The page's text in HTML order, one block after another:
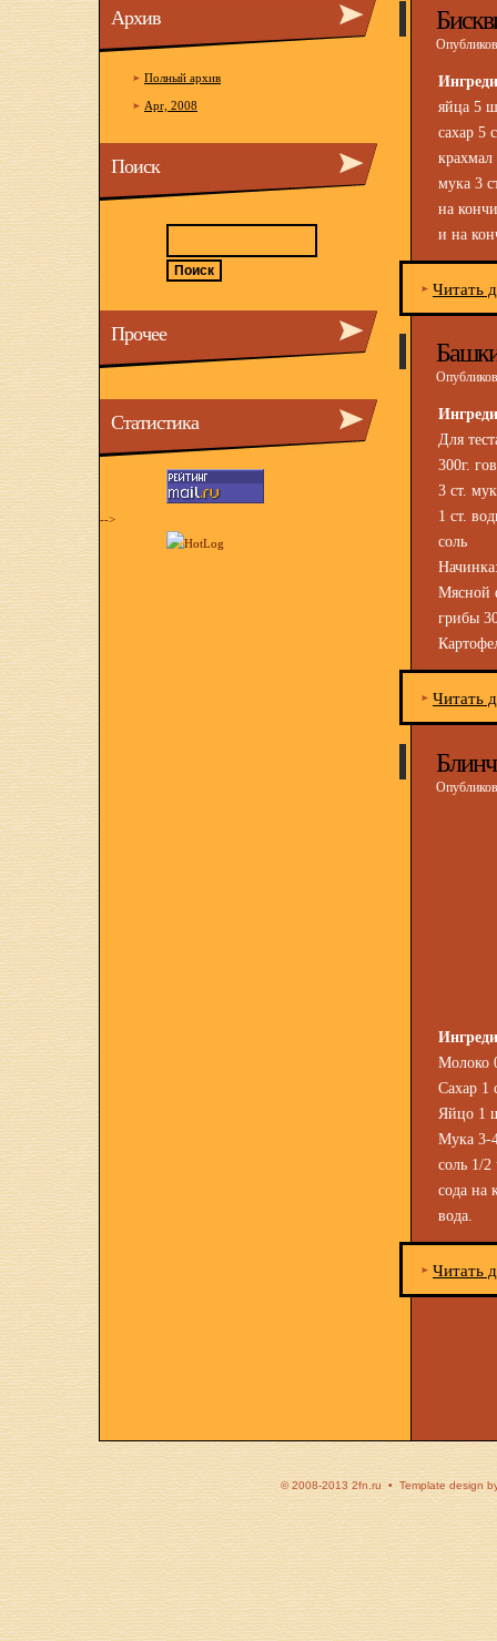
яйца 5
сахар 5
мука 3
на
и на
Читать
Для
300г.
3 ст.
1 ст.
соль
Мясной
грибы
Читать
Молоко
Сахар 1
Яйцо 1
Мука 3-
соль 1/2
сода на
вода.
Читать
Архив
Полный архив
Apr, 2008
Поиск
Прочее
Статистика
-->
© 2008-2013 2fn.ru • Template design